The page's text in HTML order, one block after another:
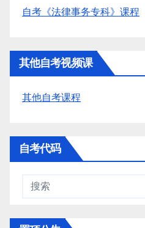
自考《法律事务专科》课程
其他自考视频课
其他自考课程
自考代码